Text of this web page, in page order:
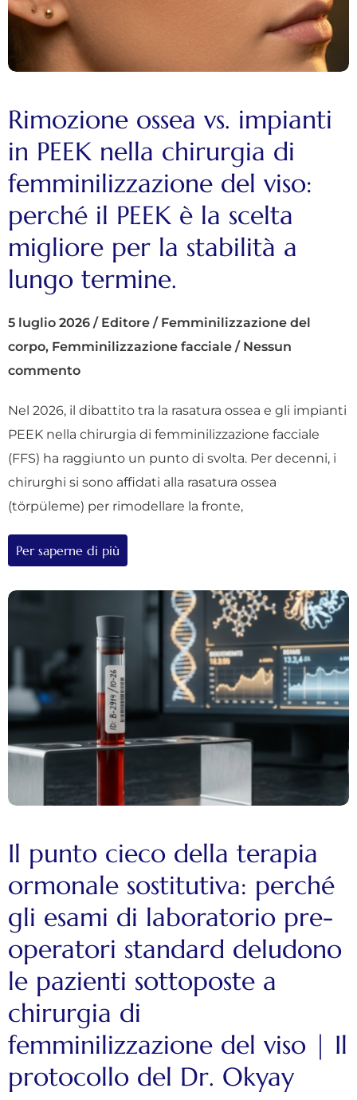
Rimozione ossea vs. impianti
in PEEK nella chirurgia di
femminilizzazione del viso:
perché il PEEK è la scelta
migliore per la stabilità a
lungo termine.
5 luglio 2026 / Editore / Femminilizzazione del
corpo, Femminilizzazione facciale / Nessun
commento
Nel 2026, il dibattito tra la rasatura ossea e gli impianti
PEEK nella chirurgia di femminilizzazione facciale
(FFS) ha raggiunto un punto di svolta. Per decenni, i
chirurghi si sono affidati alla rasatura ossea
(törpüleme) per rimodellare la fronte,
Per saperne di più
Il punto cieco della terapia
ormonale sostitutiva: perché
gli esami di laboratorio pre-
operatori standard deludono
le pazienti sottoposte a
chirurgia di
femminilizzazione del viso | Il
protocollo del Dr. Okyay